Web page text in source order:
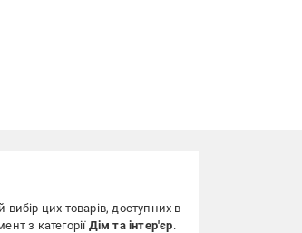
цих товарів, доступних в
з категорії Дім та інтер'єр.